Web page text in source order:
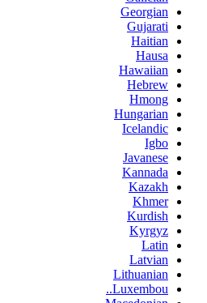
Georgian
Gujarati
Haitian
Hausa
Hawaiian
Hebrew
Hmong
Hungarian
Icelandic
Igbo
Javanese
Kannada
Kazakh
Khmer
Kurdish
Kyrgyz
Latin
Latvian
Lithuanian
Luxembou..